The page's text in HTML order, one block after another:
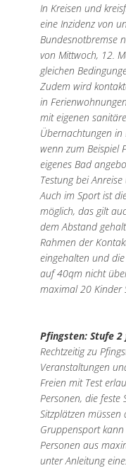
In Kreisen und
eine Inzidenz von
Bundesnotbremse
von Mittwoch, 12.
gleichen
Zudem wird
in
mit eigenen
Übernachtungen in
wenn zum Beispiel
eigenes Bad
Testung bei
Auch im Sport ist
möglich, das gilt
dem Abstand
Rahmen der
eingehalten und
auf 40qm nicht
maximal 20 Kinder
Pfingsten: Stufe
Rechtzeitig zu
Veranstaltungen
Freien mit Test
Personen, die feste
Sitzplätzen müssen
Gruppensport
Personen aus
unter Anleitung